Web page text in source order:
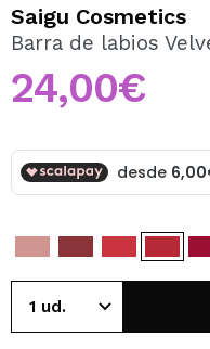
Al crear una cuenta en
tus compras
pedidos y consultar tus
Saigu Cosmetics
Barra de labios
24,00€